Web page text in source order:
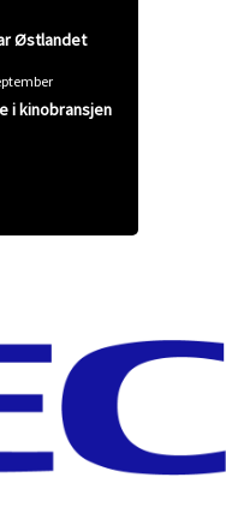
Østlandet
i kinobransjen